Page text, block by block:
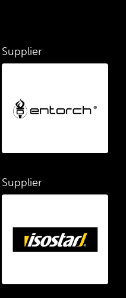
Supplier
Supplier